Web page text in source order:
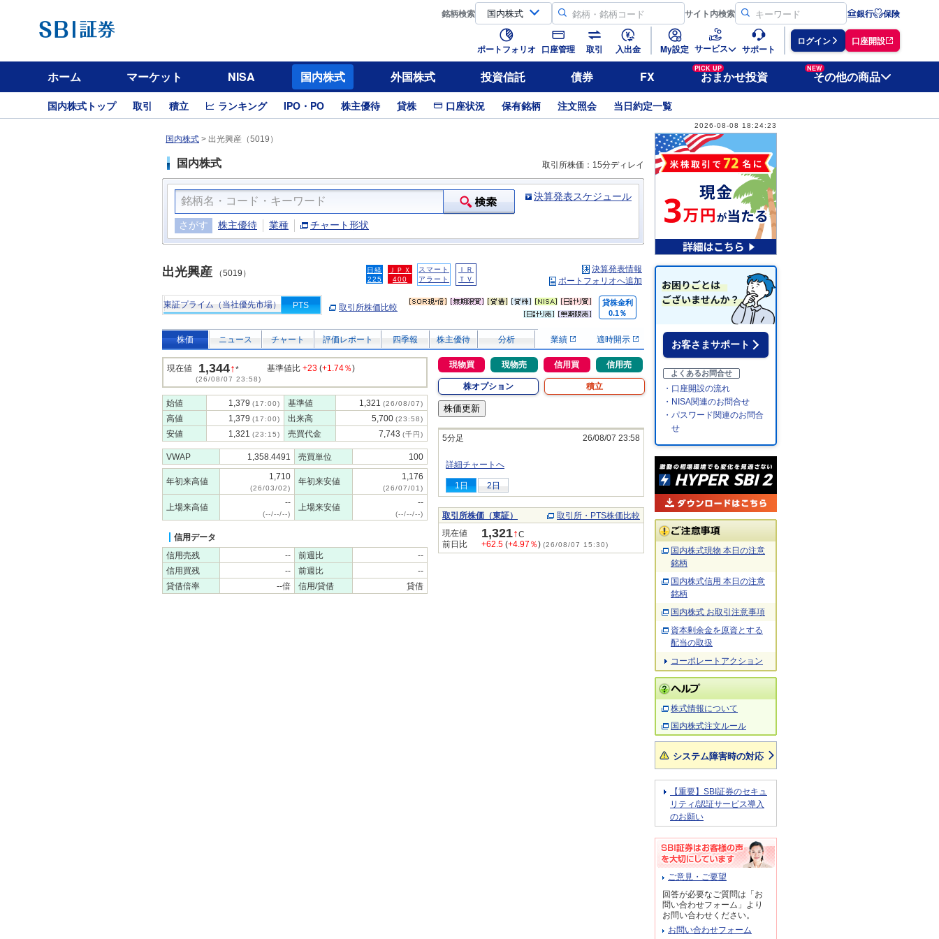
銘柄検索 サイト内検索 銀行 保険
ポートフォリオ 口座管理 取引 入出金 My設定 サービス サポート
ログイン 口座開設
ホーム マーケット NISA 国内株式 外国株式 投資信託 債券 FX
PICK UP
おまかせ投資
NEW
その他の商品
国内株式トップ 取引 積立 ランキング IPO・PO 株主優待 貸株 口座状況 保有銘柄 注文照会 当日約定一覧
2026-08-08 18:24:23
国内株式 > 出光興産（5019）
国内株式 取引所株価：15分ディレイ
決算発表スケジュール
さがす 株主優待 業種 チャート形状
出光興産 （5019）
日経
225
ＪＰＸ
400
スマート
アラート
ＩＲ
ＴＶ
決算発表情報
ポートフォリオへ追加
東証プライム（当社優先市場） PTS 取引所株価比較
貸株金利
0.1％
株価 ニュース チャート 評価レポート 四季報 株主優待 分析 業績 適時開示
現在値 1,344↑*
(26/08/07 23:58)
基準値比 +23 (+1.74％)
始値 1,379 (17:00) 基準値 1,321 (26/08/07)
高値 1,379 (17:00) 出来高 5,700 (23:58)
安値 1,321 (23:15) 売買代金 7,743 (千円)
VWAP 1,358.4491 売買単位 100
年初来高値 1,710
(26/03/02)
年初来安値 1,176
(26/07/01)
上場来高値 --
(--/--/--)
上場来安値 --
(--/--/--)
信用データ
信用売残
-- 前週比
--
信用買残
-- 前週比
--
貸借倍率
--倍 信用/貸借 貸借
現物買 現物売 信用買 信用売
株オプション 積立
5分足 26/08/07 23:58
詳細チャートへ
1日 2日
取引所株価（東証）
取引所・PTS株価比較
現在値
1,321↑C
前日比
+62.5 (+4.97％) (26/08/07 15:30)
お客さまサポート
よくあるお問合せ
・口座開設の流れ
・NISA関連のお問合せ
・パスワード関連のお問合
せ
国内株式現物 本日の注意
銘柄
国内株式信用 本日の注意
銘柄
国内株式 お取引注意事項
資本剰余金を原資とする
配当の取扱
コーポレートアクション
株式情報について
国内株式注文ルール
システム障害時の対応
【重要】SBI証券のセキュ
リティ/認証サービス導入
のお願い
ご意見・ご要望
回答が必要なご質問は「お
問い合わせフォーム」より
お問い合わせください。
お問い合わせフォーム